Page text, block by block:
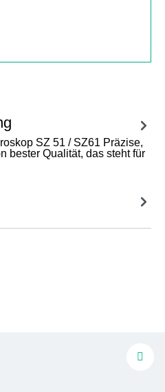
SZ 51 / SZ61 Präzise,
bester Qualität, das steht für